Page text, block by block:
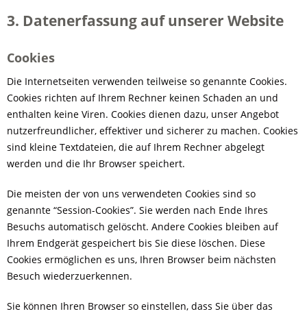
3. Datenerfassung auf unserer Website
Cookies
Die Internetseiten verwenden teilweise so genannte Cookies.
Cookies richten auf Ihrem Rechner keinen Schaden an und
enthalten keine Viren. Cookies dienen dazu, unser Angebot
nutzerfreundlicher, effektiver und sicherer zu machen. Cookies
sind kleine Textdateien, die auf Ihrem Rechner abgelegt
werden und die Ihr Browser speichert.
Die meisten der von uns verwendeten Cookies sind so
genannte “Session-Cookies”. Sie werden nach Ende Ihres
Besuchs automatisch gelöscht. Andere Cookies bleiben auf
Ihrem Endgerät gespeichert bis Sie diese löschen. Diese
Cookies ermöglichen es uns, Ihren Browser beim nächsten
Besuch wiederzuerkennen.
Sie können Ihren Browser so einstellen, dass Sie über das